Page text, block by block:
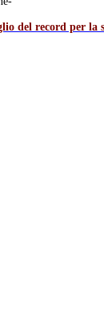
del record per la